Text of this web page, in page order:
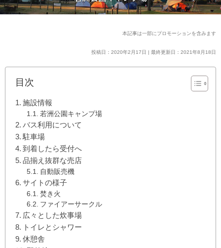
本記事は一部にプロモーションを含みます
投稿日：2020年2月17日 | 最終更新日：2021年8月18日
目次
施設情報
若洲公園キャンプ場
バス利用について
駐車場
到着したら受付へ
品揃え抜群な売店
自動販売機
サイトの様子
焚き火
ファイアーサークル
広々とした炊事場
トイレとシャワー
休憩舎